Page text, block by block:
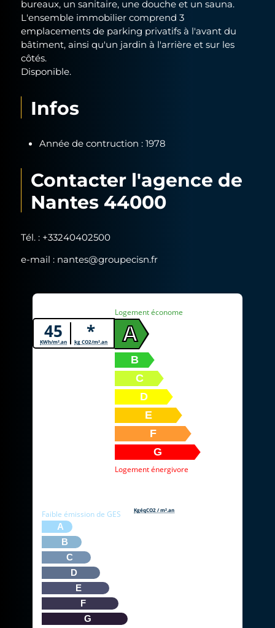
bureaux, un sanitaire, une douche et un sauna.
L'ensemble immobilier comprend 3
emplacements de parking privatifs à l'avant du
bâtiment, ainsi qu'un jardin à l'arrière et sur les
côtés.
Disponible.
Infos
Année de contruction : 1978
Contacter l'agence de
Nantes 44000
Tél. : +33240402500
e-mail : nantes@groupecisn.fr
45
KWh/m².an *
kg CO2/m².an
Logement économe
A
B
C
D
E
F
G
Logement énergivore
Faible émission de GES
A
B
C
D
E
F
G
KgéqCO2 / m².an